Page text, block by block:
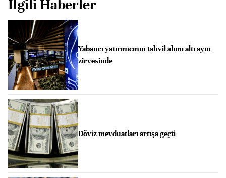
İlgili Haberler
Yabancı yatırımcının tahvil alımı altı ayın
zirvesinde
Döviz mevduatları artışa geçti